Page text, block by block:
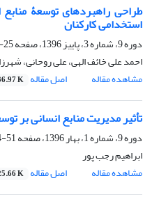
طراحی راهبرد‌های توسعۀ
استخدامی کارکنان
دوره 9، شماره 3، پاییز 1396، صفحه
25-48
احمد علی خائف الهی، علی روحانی،
مشاهده مقاله
اصل مقاله K
تأثیر مدیریت منابع انسانی بر
دوره 9، شماره 1، بهار 1396، صفحه
51-74
ابراهیم رجب پور
مشاهده مقاله
اصل مقاله K